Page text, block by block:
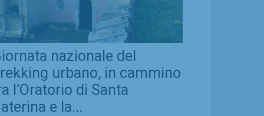
nazionale del
urbano, in cammino
l’Oratorio di Santa
e la...